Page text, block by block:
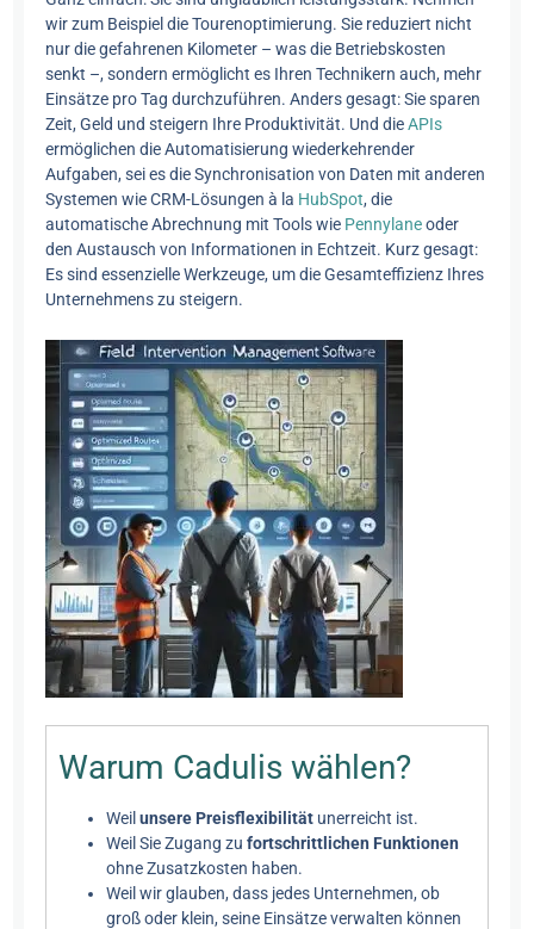
wir zum Beispiel die Tourenoptimierung. Sie reduziert nicht
nur die gefahrenen Kilometer – was die Betriebskosten
senkt –, sondern ermöglicht es Ihren Technikern auch, mehr
Einsätze pro Tag durchzuführen. Anders gesagt: Sie sparen
Zeit, Geld und steigern Ihre Produktivität. Und dieAPIs
ermöglichen die Automatisierung wiederkehrender
Aufgaben, sei es die Synchronisation von Daten mit anderen
Systemen wie CRM-Lösungen à la HubSpot, die
automatische Abrechnung mit Tools wie Pennylaneoder
den Austausch von Informationen in Echtzeit. Kurz gesagt:
Es sind essenzielle Werkzeuge, um die Gesamteffizienz Ihres
Unternehmens zu steigern.
Warum Cadulis wählen?
Weilunsere Preisflexibilität unerreicht ist.
Weil Sie Zugang zufortschrittlichen Funktionen
ohne Zusatzkosten haben.
Weil wir glauben, dass jedes Unternehmen, ob
groß oder klein, seine Einsätze verwalten können